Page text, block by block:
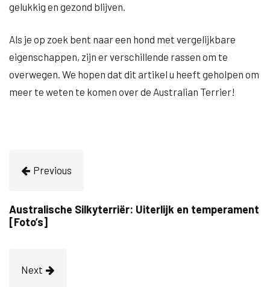
gelukkig en gezond blijven.
Als je op zoek bent naar een hond met vergelijkbare
eigenschappen, zijn er verschillende rassen om te
overwegen. We hopen dat dit artikel u heeft geholpen om
meer te weten te komen over de Australian Terrier!
Previous
Australische Silkyterriër: Uiterlijk en temperament
[Foto’s]
Next